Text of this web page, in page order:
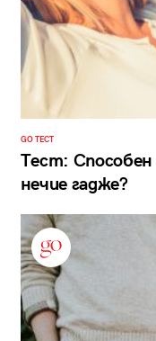
GO ТЕСТ
Тест:
нечие гадже?